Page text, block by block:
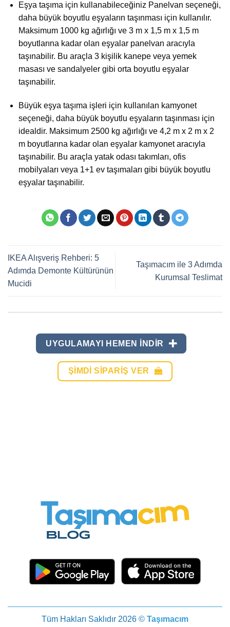
Eşya taşıma için kullanabileceğiniz Panelvan seçeneği,
daha büyük boyutlu eşyaların taşınması için kullanılır.
Maksimum 1000 kg ağırlığı ve 3 m x 1,5 m x 1,5 m
boyutlarına kadar olan eşyalar panelvan aracıyla
taşınabilir. Bu araçla 3 kişilik kanepe veya yemek
masası ve sandalyeler gibi orta boyutlu eşyalar
taşınabilir.
Büyük eşya taşıma işleri için kullanılan kamyonet
seçeneği, daha büyük boyutlu eşyaların taşınması için
idealdir. Maksimum 2500 kg ağırlığı ve 4,2 m x 2 m x 2
m boyutlarına kadar olan eşyalar kamyonet aracıyla
taşınabilir. Bu araçla yatak odası takımları, ofis
mobilyaları veya 1+1 ev taşımaları gibi büyük boyutlu
eşyalar taşınabilir.
IKEA Alışveriş Rehberi: 5
Adımda Demonte Kültürünün
Mucidi
Taşımacım ile 3 Adımda
Kurumsal Teslimat
UYGULAMAYI HEMEN INDIR
ŞIMDI SIPARIŞ VER
Tüm Hakları Saklıdır 2026 © Taşımacım